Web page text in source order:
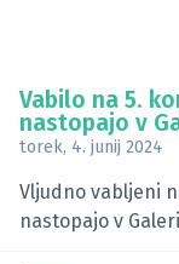
Vabilo na 5.
nastopajo v
torek, 4. junij 2024
Vljudno vabljeni
nastopajo v